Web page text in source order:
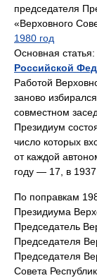
председателя
«Верховного
1980 год
Основная статья:
Российской
Работой
заново
совместном
Президиум
число которых
от каждой
году — 17, в
По поправкам
Президиума
Председатель
Председателя
Председателя
Совета